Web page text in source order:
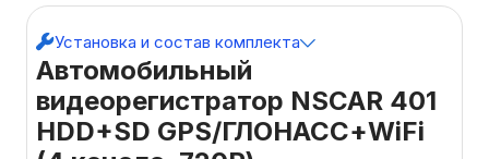
Автомобильный
видеорегистратор NSCAR 401
HDD+SD GPS/ГЛОНАСС+WiFi
Установка и состав комплекта